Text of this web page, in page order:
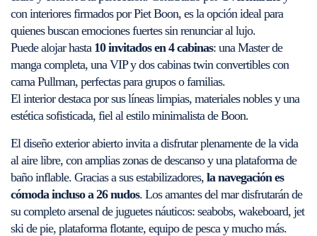
con interiores firmados por Piet Boon, es la opción ideal para
quienes buscan emociones fuertes sin renunciar al lujo.
Puede alojar hasta 10 invitados en 4 cabinas: una Master de
manga completa, una VIP y dos cabinas twin convertibles con
cama Pullman, perfectas para grupos o familias.
El interior destaca por sus líneas limpias, materiales nobles y una
estética sofisticada, fiel al estilo minimalista de Boon.
El diseño exterior abierto invita a disfrutar plenamente de la vida
al aire libre, con amplias zonas de descanso y una plataforma de
baño inflable. Gracias a sus estabilizadores, la navegación es
cómoda incluso a 26 nudos. Los amantes del mar disfrutarán de
su completo arsenal de juguetes náuticos: seabobs, wakeboard, jet
ski de pie, plataforma flotante, equipo de pesca y mucho más.